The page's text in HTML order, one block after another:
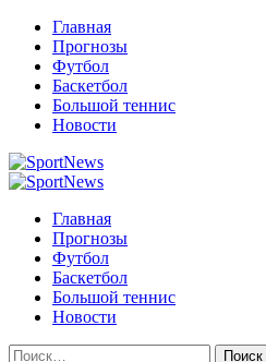
Перейти
содержимому
Главная
Прогнозы
Футбол
Баскетбол
Большой теннис
Новости
Primary
Главная
Прогнозы
Футбол
Баскетбол
Большой теннис
Новости
Найти: